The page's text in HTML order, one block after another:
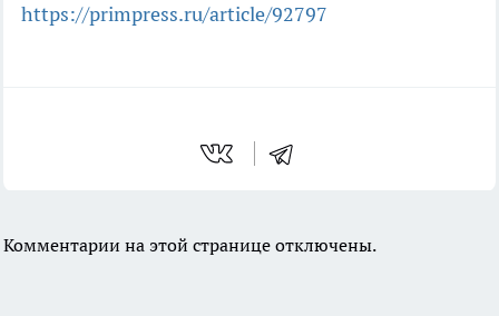
https://primpress.ru/article/92797
Комментарии на этой странице отключены.